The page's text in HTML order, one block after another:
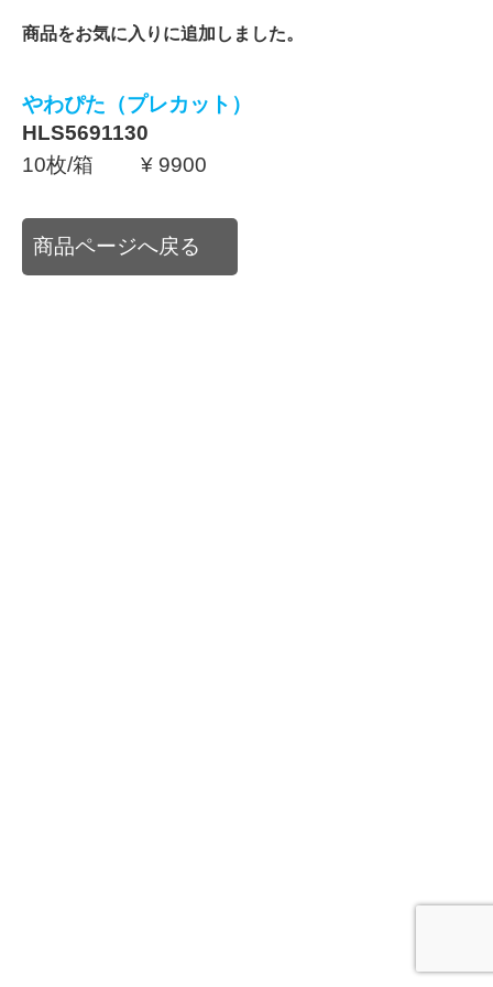
商品をお気に入りに追加しました。
やわぴた（プレカット）
HLS5691130
10枚/箱 ¥ 9900
商品ページへ戻る